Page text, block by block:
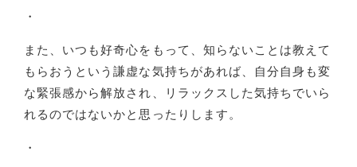
・
また、いつも好奇心をもって、知らないことは教えて
もらおうという謙虚な気持ちがあれば、自分自身も変
な緊張感から解放され、リラックスした気持ちでいら
れるのではないかと思ったりします。
・